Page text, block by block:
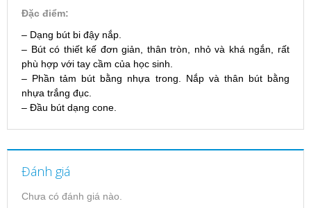
Đặc điểm:
– Dạng bút bi đậy nắp.
– Bút có thiết kế đơn giản, thân tròn, nhỏ và khá ngắn, rất
phù hợp với tay cầm của học sinh.
– Phần tảm bút bằng nhựa trong. Nắp và thân bút bằng
nhựa trắng đục.
– Đầu bút dạng cone.
Đánh giá
Chưa có đánh giá nào.